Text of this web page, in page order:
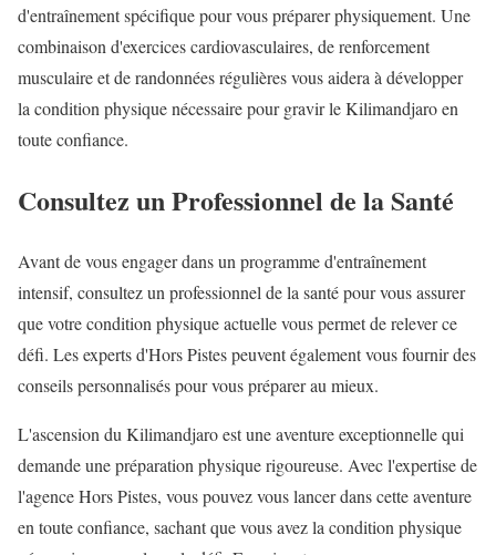
d'entraînement spécifique pour vous préparer physiquement. Une
combinaison d'exercices cardiovasculaires, de renforcement
musculaire et de randonnées régulières vous aidera à développer
la condition physique nécessaire pour gravir le Kilimandjaro en
toute confiance.
Consultez un Professionnel de la Santé
Avant de vous engager dans un programme d'entraînement
intensif, consultez un professionnel de la santé pour vous assurer
que votre condition physique actuelle vous permet de relever ce
défi. Les experts d'Hors Pistes peuvent également vous fournir des
conseils personnalisés pour vous préparer au mieux.
L'ascension du Kilimandjaro est une aventure exceptionnelle qui
demande une préparation physique rigoureuse. Avec l'expertise de
l'agence Hors Pistes, vous pouvez vous lancer dans cette aventure
en toute confiance, sachant que vous avez la condition physique